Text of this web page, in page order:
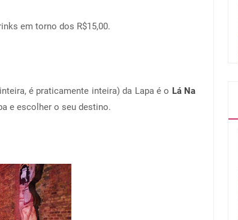
em torno dos R$15,00.
é praticamente inteira) da Lapa é o Lá Na
e escolher o seu destino.